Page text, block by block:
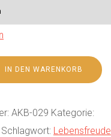
IN DEN WARENKORB
AKB-029 Kategorie:
Schlagwort: Lebensfreude